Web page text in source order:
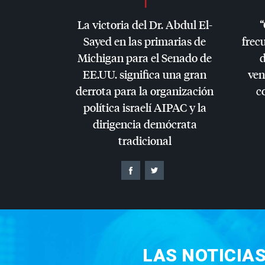
La victoria del Dr. Abdul El-
Sayed en las primarias de
Michigan para el Senado de
EE.UU. significa una gran
derrota para la organización
política israelíAIPACy la
dirigencia demócrata
tradicional
LAS